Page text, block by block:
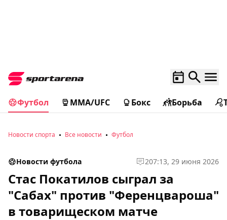
Футбол MMA/UFC Бокс Борьба
Новости спорта Все новости Футбол
Новости футбола 207:13, 29 июня 2026
Стас Покатилов сыграл за
"Сабах" против "Ференцвароша"
в товарищеском матче